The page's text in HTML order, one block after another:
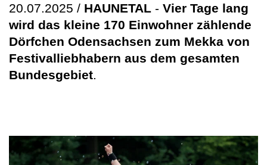
20.07.2025 / HAUNETAL - Vier Tage lang
wird das kleine 170 Einwohner zählende
Dörfchen Odensachsen zum Mekka von
Festivalliebhabern aus dem gesamten
Bundesgebiet